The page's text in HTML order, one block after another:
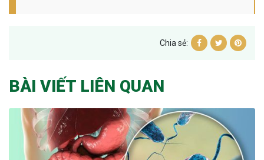
Chia sẻ:
BÀI VIẾT LIÊN QUAN